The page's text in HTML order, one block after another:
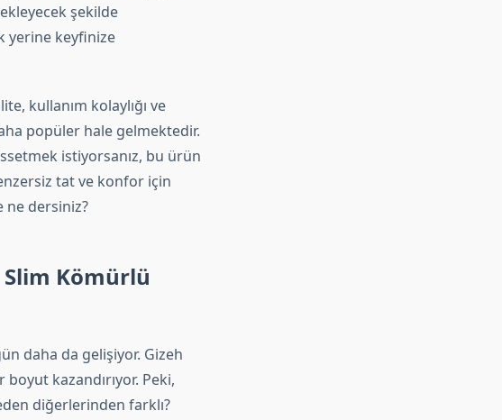
şekilde
yerine keyfinize
kullanım kolaylığı ve
popüler hale gelmektedir.
istiyorsanız, bu ürün
tat ve konfor için
ne dersiniz?
Kömürlü
daha da gelişiyor. Gizeh
kazandırıyor. Peki,
diğerlerinden farklı?